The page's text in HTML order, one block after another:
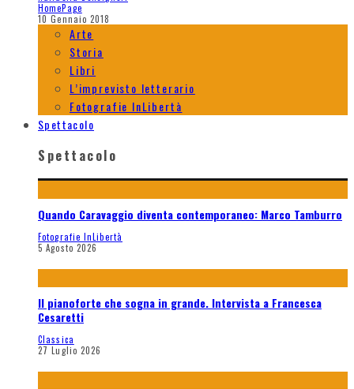
HomePage
10 Gennaio 2018
Arte
Storia
Libri
L’imprevisto letterario
Fotografie InLibertà
Spettacolo
Spettacolo
Quando Caravaggio diventa contemporaneo: Marco Tamburro
Fotografie InLibertà
5 Agosto 2026
Il pianoforte che sogna in grande. Intervista a Francesca
Cesaretti
Classica
27 Luglio 2026